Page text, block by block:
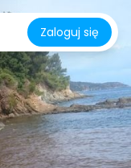
Zaloguj się